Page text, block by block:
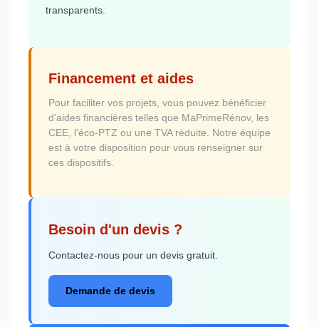
transparents.
Financement et aides
Pour faciliter vos projets, vous pouvez bénéficier
d'aides financières telles que MaPrimeRénov, les
CEE, l'éco-PTZ ou une TVA réduite. Notre équipe
est à votre disposition pour vous renseigner sur
ces dispositifs.
Besoin d'un devis ?
Contactez-nous pour un devis gratuit.
Demande de devis